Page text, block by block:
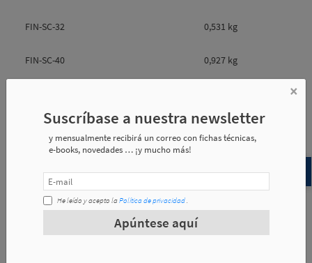
FIN-SC-32 0,531 kg
FIN-SC-40 0,927 kg
FIN-SC-20 98.5 32
FIN-SC-32 139.9 42 40
×
Suscríbase a nuestra newsletter
y mensualmente recibirá un correo con fichas técnicas,
e-books, novedades … ¡y mucho más!
He leído y acepto laPolítica de privacidad.
Apúntese aquí